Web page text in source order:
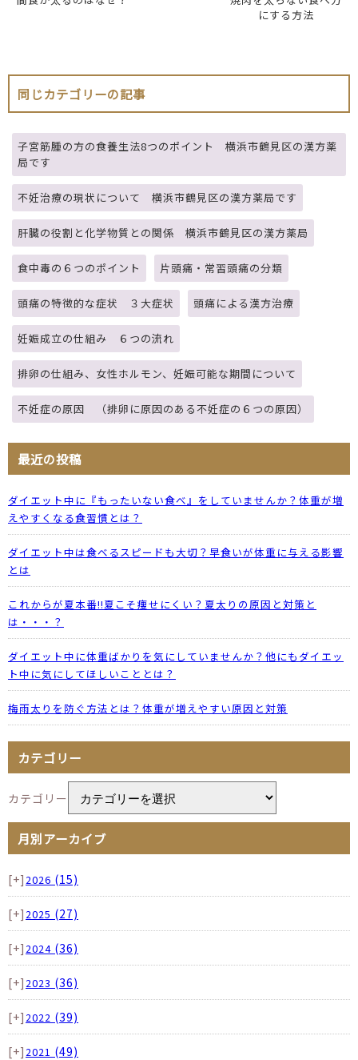
にする方法
同じカテゴリーの記事
子宮筋腫の方の食養生法8つのポイント 横浜市鶴見区の漢方薬
局です
不妊治療の現状について 横浜市鶴見区の漢方薬局です
肝臓の役割と化学物質との関係 横浜市鶴見区の漢方薬局
食中毒の６つのポイント 片頭痛・常習頭痛の分類
頭痛の特徴的な症状 ３大症状 頭痛による漢方治療
妊娠成立の仕組み ６つの流れ
排卵の仕組み、女性ホルモン、妊娠可能な期間について
不妊症の原因 （排卵に原因のある不妊症の６つの原因）
最近の投稿
ダイエット中に『もったいない食べ』をしていませんか？体重が増
えやすくなる食習慣とは？
ダイエット中は食べるスピードも大切？早食いが体重に与える影響
とは
これからが夏本番!!夏こそ痩せにくい？夏太りの原因と対策と
は・・・？
ダイエット中に体重ばかりを気にしていませんか？他にもダイエッ
ト中に気にしてほしいこととは？
梅雨太りを防ぐ方法とは？体重が増えやすい原因と対策
カテゴリー
カテゴリー
月別アーカイブ
[+] 2026 (15)
[+] 2025 (27)
[+] 2024 (36)
[+] 2023 (36)
[+] 2022 (39)
[+] 2021 (49)